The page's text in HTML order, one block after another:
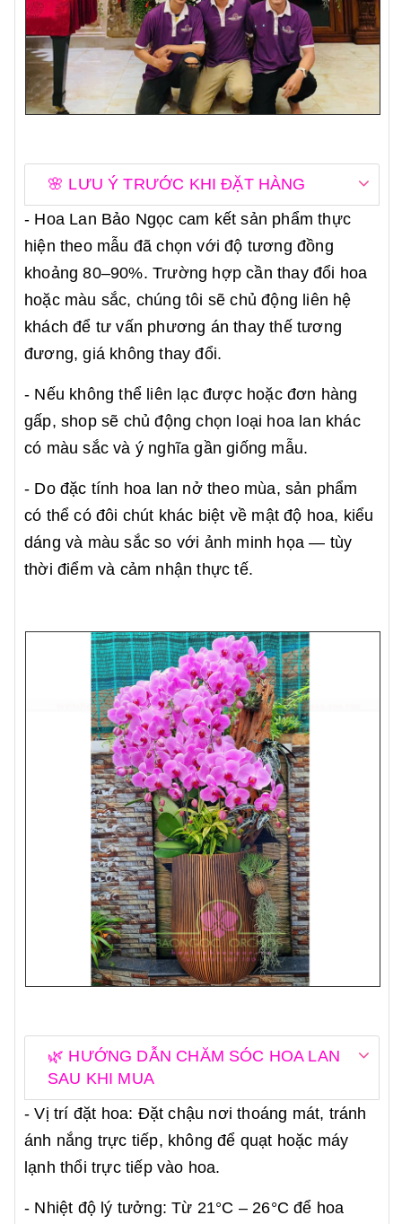
🌸 LƯU Ý TRƯỚC KHI ĐẶT HÀNG
- Hoa Lan Bảo Ngọc cam kết sản phẩm thực
hiện theo mẫu đã chọn với độ tương đồng
khoảng 80–90%. Trường hợp cần thay đổi hoa
hoặc màu sắc, chúng tôi sẽ chủ động liên hệ
khách để tư vấn phương án thay thế tương
đương, giá không thay đổi.
- Nếu không thể liên lạc được hoặc đơn hàng
gấp, shop sẽ chủ động chọn loại hoa lan khác
có màu sắc và ý nghĩa gần giống mẫu.
- Do đặc tính hoa lan nở theo mùa, sản phẩm
có thể có đôi chút khác biệt về mật độ hoa, kiểu
dáng và màu sắc so với ảnh minh họa — tùy
thời điểm và cảm nhận thực tế.
🌿 HƯỚNG DẪN CHĂM SÓC HOA LAN
SAU KHI MUA
- Vị trí đặt hoa: Đặt chậu nơi thoáng mát, tránh
ánh nắng trực tiếp, không để quạt hoặc máy
lạnh thổi trực tiếp vào hoa.
- Nhiệt độ lý tưởng: Từ 21°C – 26°C để hoa